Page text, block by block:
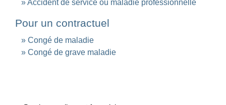
Accident de service ou maladie professionnelle
Pour un contractuel
Congé de maladie
Congé de grave maladie